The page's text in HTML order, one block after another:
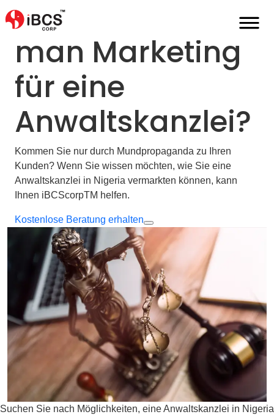
Wie betreibt
man Marketing
für eine
Anwaltskanzlei?
Kommen Sie nur durch Mundpropaganda zu Ihren
Kunden? Wenn Sie wissen möchten, wie Sie eine
Anwaltskanzlei in Nigeria vermarkten können, kann
Ihnen iBCScorpTM helfen.
Kostenlose Beratung erhalten
Suchen Sie nach Möglichkeiten, eine Anwaltskanzlei in Nigeria